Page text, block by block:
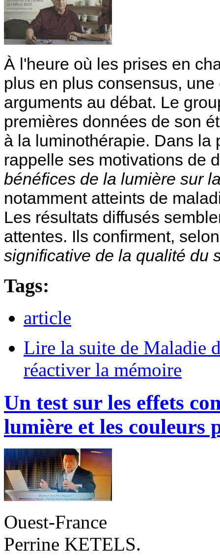
À l'heure où les prises en
plus en plus consensus,
arguments au débat. Le
premières données de son
à la luminothérapie. Dans la
rappelle ses motivations de
bénéfices de la lumière sur
notamment atteints de
Les résultats diffusés
attentes. Ils confirment,
significative de la qualité du
Tags:
article
Lire la suite de Maladie
réactiver la mémoire
Un test sur les effets
lumière et les couleurs
Ouest-France
Perrine KETELS.